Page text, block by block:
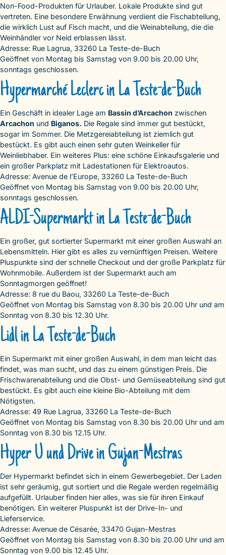
Non-Food-Produkten für Urlauber. Lokale Produkte sind gut
vertreten. Eine besondere Erwähnung verdient die Fischabteilung,
die wirklich Lust auf Fisch macht, und die Weinabteilung, die die
Weinhändler vor Neid erblassen lässt.
Adresse: Rue Lagrua, 33260 La Teste-de-Buch
Geöffnet von Montag bis Samstag von 9.00 bis 20.00 Uhr,
sonntags geschlossen.
Hypermarché Leclerc in La Teste-de-Buch
Ein Geschäft in idealer Lage am Bassin d’Arcachon zwischen
Arcachon und Biganos. Die Regale sind immer gut bestückt,
sogar im Sommer. Die Metzgereiabteilung ist ziemlich gut
bestückt. Es gibt auch einen sehr guten Weinkeller für
Weinliebhaber. Ein weiteres Plus: eine schöne Einkaufsgalerie und
ein großer Parkplatz mit Ladestationen für Elektroautos.
Adresse: Avenue de l’Europe, 33260 La Teste-de-Buch
Geöffnet von Montag bis Samstag von 9.00 bis 20.00 Uhr,
sonntags geschlossen.
ALDI-Supermarkt in La Teste-de-Buch
Ein großer, gut sortierter Supermarkt mit einer großen Auswahl an
Lebensmitteln. Hier gibt es alles zu vernünftigen Preisen. Weitere
Pluspunkte sind der schnelle Checkout und der große Parkplatz für
Wohnmobile. Außerdem ist der Supermarkt auch am
Sonntagmorgen geöffnet!
Adresse: 8 rue du Baou, 33260 La Teste-de-Buch
Geöffnet von Montag bis Samstag von 8.30 bis 20.00 Uhr und am
Sonntag von 8.30 bis 12.30 Uhr.
Lidl in La Teste-de-Buch
Ein Supermarkt mit einer großen Auswahl, in dem man leicht das
findet, was man sucht, und das zu einem günstigen Preis. Die
Frischwarenabteilung und die Obst- und Gemüseabteilung sind gut
bestückt. Es gibt auch eine kleine Bio-Abteilung mit dem
Nötigsten.
Adresse: 49 Rue Lagrua, 33260 La Teste-de-Buch
Geöffnet von Montag bis Samstag von 8.30 bis 20.00 Uhr und am
Sonntag von 8.30 bis 12.15 Uhr.
Hyper U und Drive in Gujan-Mestras
Der Hypermarkt befindet sich in einem Gewerbegebiet. Der Laden
ist sehr geräumig, gut sortiert und die Regale werden regelmäßig
aufgefüllt. Urlauber finden hier alles, was sie für ihren Einkauf
benötigen. Ein weiterer Pluspunkt ist der Drive-In- und
Lieferservice.
Adresse: Avenue de Césarée, 33470 Gujan-Mestras
Geöffnet von Montag bis Samstag von 8.30 bis 20.00 Uhr und am
Sonntag von 9.00 bis 12.45 Uhr.